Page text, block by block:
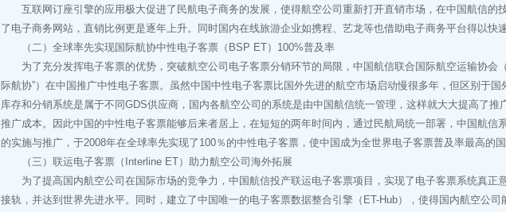
互联网订座引擎的应用极大促进了民航电子商务的发展，使得航空公司重新打开直销市场，在中国航信的
了电子商务网站，直销比例更是逐年上升。同时国内在线旅游企业如携程、艺龙等也借助电子商务平台得以快速
（二）全球率先实现国际航协中性电子客票（BSP ET）100%普及率
为了充分发挥电子客票的优势，突破航空公司电子客票分销环节的局限，中国航信联合国际航空运输协会
际航协”）在中国推广中性电子客票。虽然中国中性电子客票比国外先进的航空市场启动慢很多年，但区别于国
库存和分销系统是属于不同GDS供应商，国内各航空公司的系统是由中国航信统一管理，这样就大大提高了推
推广成本。因此中国的中性电子客票能够后来者居上，在短短的两年时间内，通过民航局统一部署，中国航信
的实施与推广，于2008年在全球率先实现了100％的中性电子客票，使中国成为全世界电子客票普及率最高的国
（三）联运电子客票（Interline ET）助力航空公司海外拓展
为了提高国内航空公司在国际市场的竞争力，中国航信投产联运电子客票项目，实现了电子客票系统真正
接轨，并达到世界先进水平。同时，建立了中国唯一的电子客票数据整合引擎（ET-Hub），使得国内航空公司